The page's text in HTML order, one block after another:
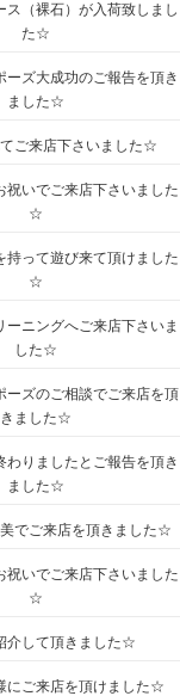
ス（裸石）が入荷致しまし
た☆
ーズ大成功のご報告を頂き
ました☆
ご来店下さいました☆
祝いでご来店下さいました
☆
持って遊び来て頂けました
☆
ーニングへご来店下さいま
した☆
ーズのご相談でご来店を頂
きました☆
わりましたとご報告を頂き
ました☆
でご来店を頂きました☆
祝いでご来店下さいました
☆
介して頂きました☆
にご来店を頂けました☆